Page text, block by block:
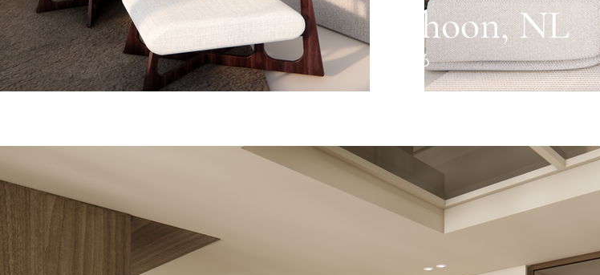
Rhoon, NL
2026